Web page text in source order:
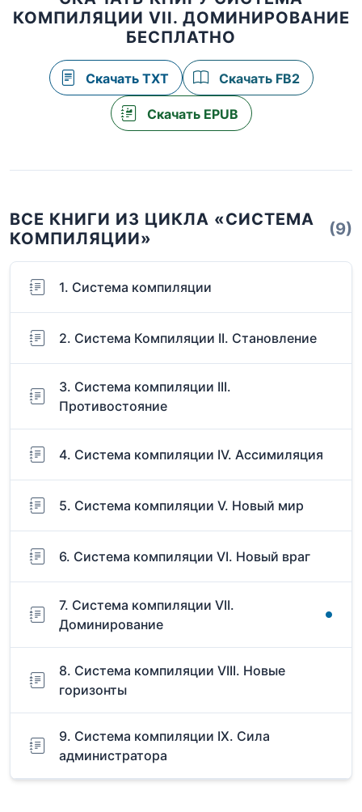
КОМПИЛЯЦИИ VII. ДОМИНИРОВАНИЕ
БЕСПЛАТНО
Скачать TXT Скачать FB2
Скачать EPUB
ВСЕ КНИГИ ИЗ ЦИКЛА «СИСТЕМА
КОМПИЛЯЦИИ»
(9)
1. Система компиляции
2. Система Компиляции II. Становление
3. Система компиляции III.
Противостояние
4. Система компиляции IV. Ассимиляция
5. Система компиляции V. Новый мир
6. Система компиляции VI. Новый враг
7. Система компиляции VII.
Доминирование
8. Система компиляции VIII. Новые
горизонты
9. Система компиляции IX. Сила
администратора